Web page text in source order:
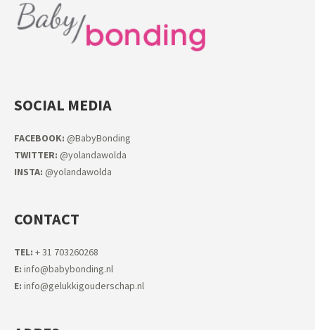
SOCIAL MEDIA
FACEBOOK: @BabyBonding
TWITTER: @yolandawolda
INSTA: @yolandawolda
CONTACT
TEL: + 31 703260268
E: info@babybonding.nl
E: info@gelukkigouderschap.nl